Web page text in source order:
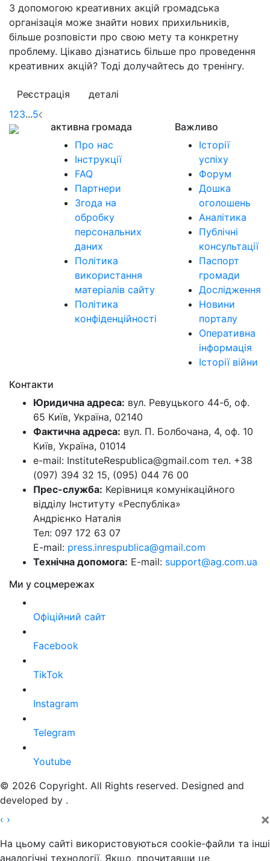
З допомогою креативних акцій громадська
організація може знайти нових прихильників,
більше розповісти про свою мету та конкретну
проблему. Цікаво дізнатись більше про проведення
креативних акцій? Тоді долучайтесь до тренінгу.
Реєстрація
деталі
123...5
активна громада
Про нас
Інструкції
FAQ
Партнери
Згода на
обробку
персональних
даних
Політика
використання
матеріалів сайту
Політика
конфіденційності
Важливо
Історії
успіху
Форум
Дошка
оголошень
Аналітика
Публічні
консультації
Паспорт
громади
Дослідження
Новини
порталу
Оперативна
інформація
Історії війни
Контакти
Юридична адреса: вул. Ревуцького 44-б, оф.
65 Київ, Україна, 02140
Фактична адреса: вул. П. Болбочана, 4, оф. 10
Київ, Україна, 01014
e-mail: InstituteRespublica@gmail.com тел. +38
(097) 394 32 15, (095) 044 76 00
Прес-служба: Керівниця комунікаційного
відділу Інституту «Республіка»
Андрієнко Наталія
Тел: 097 172 63 07
E-mail: press.inrespublica@gmail.com
Технічна допомога: E-mail: support@ag.com.ua
Ми у соцмережах
Офіційний сайт
Facebook
TikTok
Instagram
Telegram
Youtube
© 2026 Copyright. All Rights reserved. Designed and
developed by .
‹ › ×
На цьому сайті використовуються cookie-файли та інші
аналогічні технології. Якщо, прочитавши це